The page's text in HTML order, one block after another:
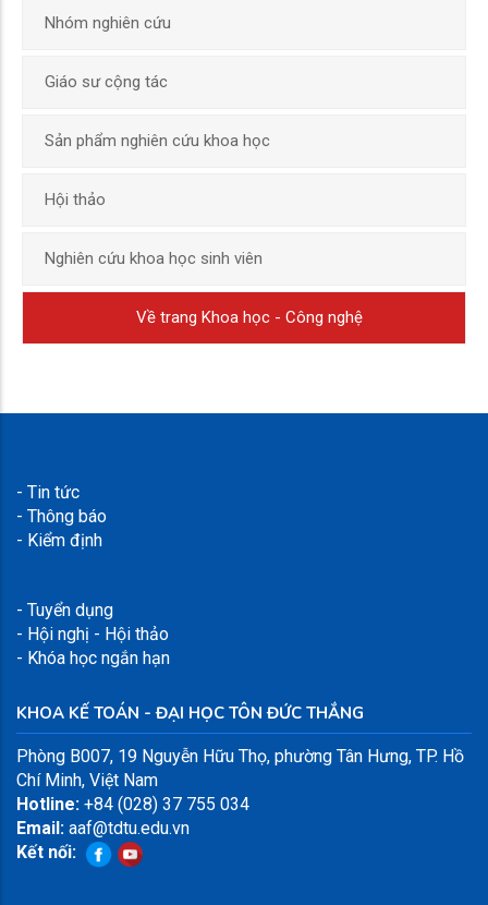
Nhóm nghiên cứu
Giáo sư cộng tác
Sản phẩm nghiên cứu khoa học
Hội thảo
Nghiên cứu khoa học sinh viên
Về trang Khoa học - Công nghệ
- Tin tức
- Thông báo
- Kiểm định
- Tuyển dụng
- Hội nghị - Hội thảo
- Khóa học ngắn hạn
KHOA KẾ TOÁN - ĐẠI HỌC TÔN ĐỨC THẮNG
Phòng B007, 19 Nguyễn Hữu Thọ, phường Tân Hưng, TP. Hồ
Chí Minh, Việt Nam
Hotline: +84 (028) 37 755 034
Email: aaf@tdtu.edu.vn
Kết nối: